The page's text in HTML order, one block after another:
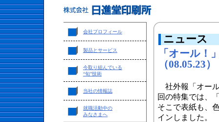
会社プロフィール
製品とサービス
今取り組んでいる
“旬”技術
当社の情報誌
就職活動中の
みなさまへ
ニュース
「オール！
（08.05.23）
社外報「オー
回の特集では、
そこで表紙も、
インしました。